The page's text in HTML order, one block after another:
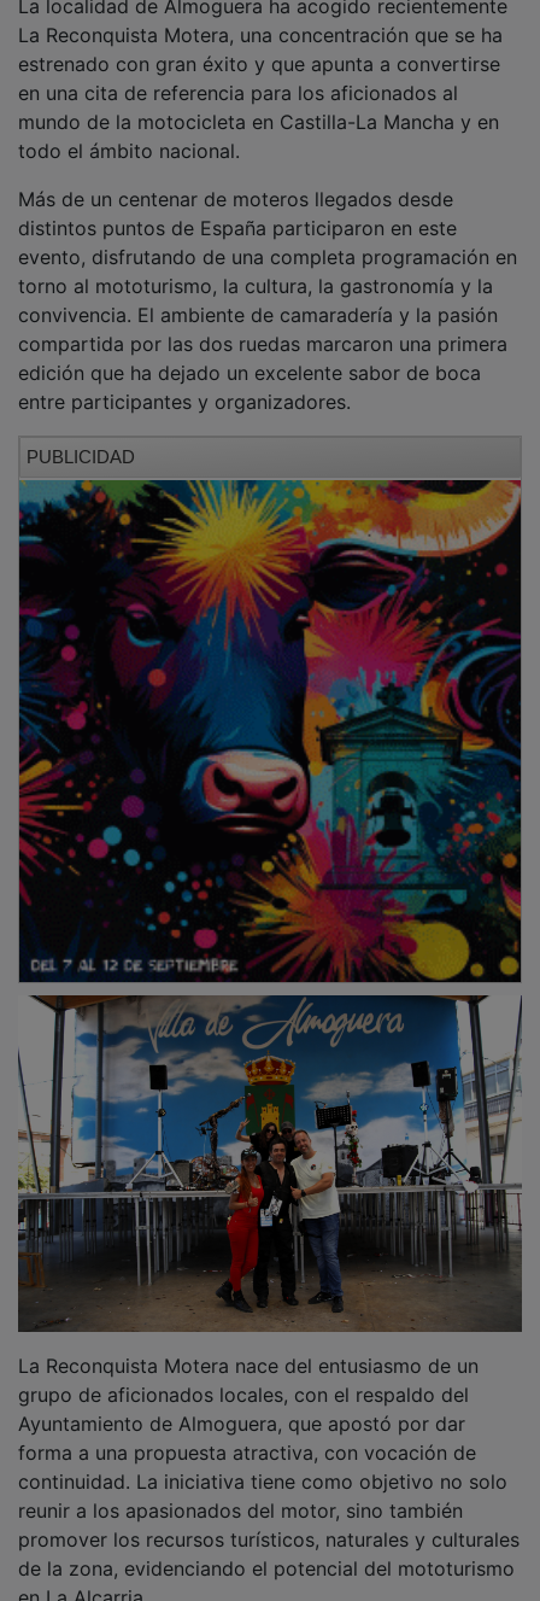
La Reconquista Motera, una concentración que se ha
estrenado con gran éxito y que apunta a convertirse
en una cita de referencia para los aficionados al
mundo de la motocicleta en Castilla-La Mancha y en
todo el ámbito nacional.
distintos puntos de España participaron en este
evento, disfrutando de una completa programación en
torno al mototurismo, la cultura, la gastronomía y la
convivencia. El ambiente de camaradería y la pasión
compartida por las dos ruedas marcaron una primera
edición que ha dejado un excelente sabor de boca
entre participantes y organizadores.
grupo de aficionados locales, con el respaldo del
Ayuntamiento de Almoguera, que apostó por dar
forma a una propuesta atractiva, con vocación de
continuidad. La iniciativa tiene como objetivo no solo
reunir a los apasionados del motor, sino también
promover los recursos turísticos, naturales y culturales
de la zona, evidenciando el potencial del mototurismo
en La Alcarria.